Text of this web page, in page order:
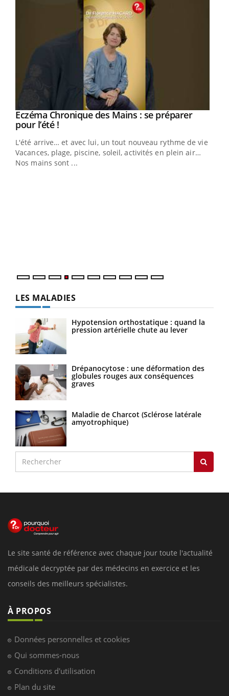
Youtube
Eczéma Chronique des Mains : se préparer
pour l’été !Youtube
L'été arrive… et avec lui, un tout nouveau rythme de vie !
Vacances, plage, piscine, soleil, activités en plein air…
Nos mains sont ...
LES MALADIES
Hypotension orthostatique : quand la
pression artérielle chute au lever
Drépanocytose : une déformation des
globules rouges aux conséquences
graves
Maladie de Charcot (Sclérose latérale
amyotrophique)
Le site santé de référence avec chaque jour toute l'actualité
médicale decryptée par des médecins en exercice et les
conseils des meilleurs spécialistes.
À PROPOS
Données personnelles et cookies
Qui sommes-nous
Conditions d'utilisation
Plan du site